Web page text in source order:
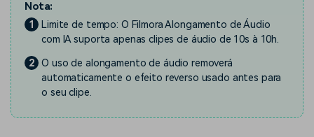
Nota:
1
Limite de tempo: O Filmora Alongamento de Áudio
com IA suporta apenas clipes de áudio de 10s à 10h.
2
O uso de alongamento de áudio removerá
automaticamente o efeito reverso usado antes para
o seu clipe.